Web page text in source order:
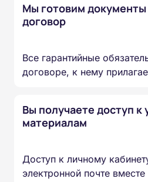
Мы готовим документы
договор
Все гарантийные
договоре, к нему
Вы получаете доступ к
материалам
Доступ к личному
электронной почте